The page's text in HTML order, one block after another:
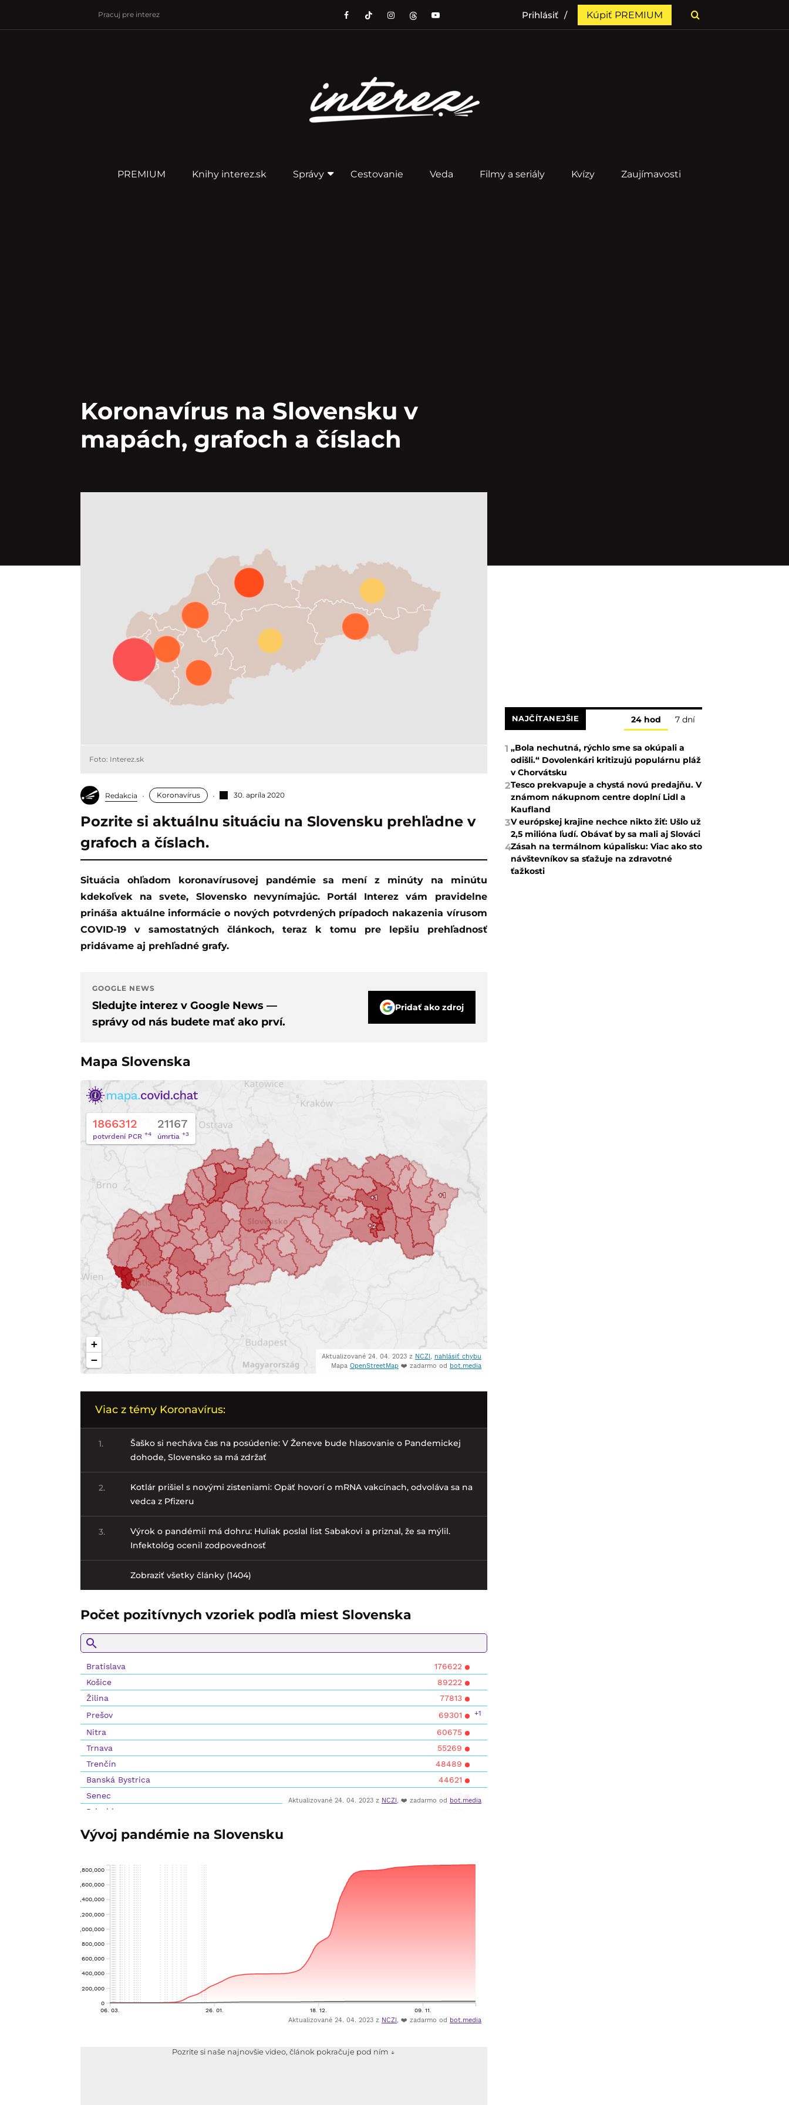
Pracuj pre interez Prihlásiť Kúpiť PREMIUM
PREMIUM Knihy interez.sk Správy Cestovanie Veda Filmy a seriály Kvízy Zaujímavosti
Koronavírus na Slovensku v
mapách, grafoch a číslach
Foto: Interez.sk
Redakcia Koronavírus 30. apríla 2020
Pozrite si aktuálnu situáciu na Slovensku prehľadne v
grafoch a číslach.
Situácia ohľadom koronavírusovej pandémie sa mení z minúty na minútu
kdekoľvek na svete, Slovensko nevynímajúc. Portál Interez vám pravidelne
prináša aktuálne informácie o nových potvrdených prípadoch nakazenia vírusom
COVID-19 v samostatných článkoch, teraz k tomu pre lepšiu prehľadnosť
pridávame aj prehľadné grafy.
GOOGLE NEWS
Sledujte interez v Google News —
správy od nás budete mať ako prví.
Pridať ako zdroj
Mapa Slovenska
Viac z témy Koronavírus:
1.
Šaško si necháva čas na posúdenie: V Ženeve bude hlasovanie o Pandemickej
dohode, Slovensko sa má zdržať
2.
Kotlár prišiel s novými zisteniami: Opäť hovorí o mRNA vakcínach, odvoláva sa na
vedca z Pfizeru
3.
Výrok o pandémii má dohru: Huliak poslal list Sabakovi a priznal, že sa mýlil.
Infektológ ocenil zodpovednosť
Zobraziť všetky články (1404)
Počet pozitívnych vzoriek podľa miest Slovenska
Vývoj pandémie na Slovensku
Pozrite si naše najnovšie video, článok pokračuje pod ním ↓
NAJČÍTANEJŠIE 24 hod 7 dní
1 „Bola nechutná, rýchlo sme sa okúpali a
odišli.“ Dovolenkári kritizujú populárnu pláž
v Chorvátsku
2Tesco prekvapuje a chystá novú predajňu. V
známom nákupnom centre doplní Lidl a
Kaufland
3V európskej krajine nechce nikto žiť: Ušlo už
2,5 milióna ľudí. Obávať by sa mali aj Slováci
4Zásah na termálnom kúpalisku: Viac ako sto
návštevníkov sa sťažuje na zdravotné
ťažkosti